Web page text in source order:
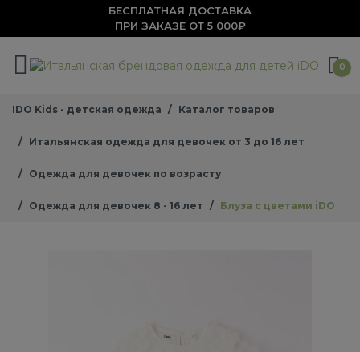
БЕСПЛАТНАЯ ДОСТАВКА
ПРИ ЗАКАЗЕ ОТ 5 000₽
0
IDO Kids - детская одежда Каталог товаров
Итальянская одежда для девочек от 3 до 16 лет
Одежда для девочек по возрасту
Одежда для девочек 8 - 16 лет Блуза с цветами iDO